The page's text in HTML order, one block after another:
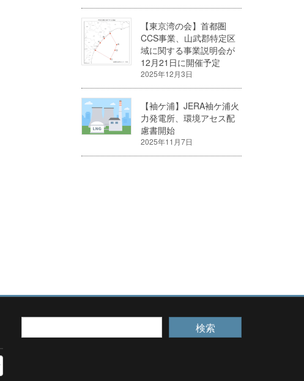
【東京湾の会】首都圏
CCS事業、山武郡特定区
域に関する事業説明会が
12月21日に開催予定
2025年12月3日
【袖ケ浦】JERA袖ケ浦火
力発電所、環境アセス配
慮書開始
2025年11月7日